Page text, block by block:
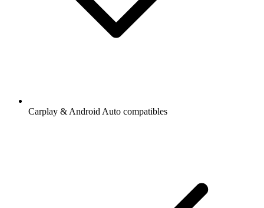
Carplay & Android Auto compatibles